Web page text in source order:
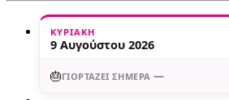
ΚΥΡΙΑΚΉ
9 Αυγούστου 2026
🎂ΓΙΟΡΤΆΖΕΙ ΣΉΜΕΡΑ —